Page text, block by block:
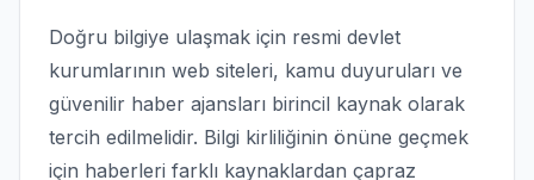
Doğru bilgiye ulaşmak için resmi devlet
kurumlarının web siteleri, kamu duyuruları ve
güvenilir haber ajansları birincil kaynak olarak
tercih edilmelidir. Bilgi kirliliğinin önüne geçmek
için haberleri farklı kaynaklardan çapraz